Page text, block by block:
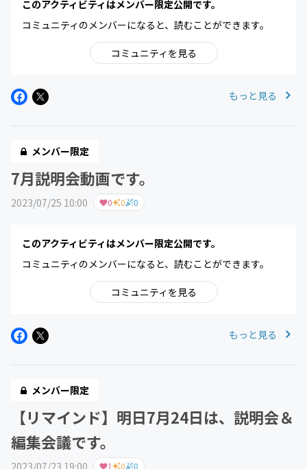
このアクティビティはメンバー限定公開です。
コミュニティのメンバーになると、読むことができます。
コミュニティを見る
もっと見る
メンバー限定
7月説明会動画です。
2023/07/25 10:00 0 0 0
このアクティビティはメンバー限定公開です。
コミュニティのメンバーになると、読むことができます。
コミュニティを見る
もっと見る
メンバー限定
【リマインド】明日7月24日は、説明会＆
編集会議です。
2023/07/23 19:00 1 0 0